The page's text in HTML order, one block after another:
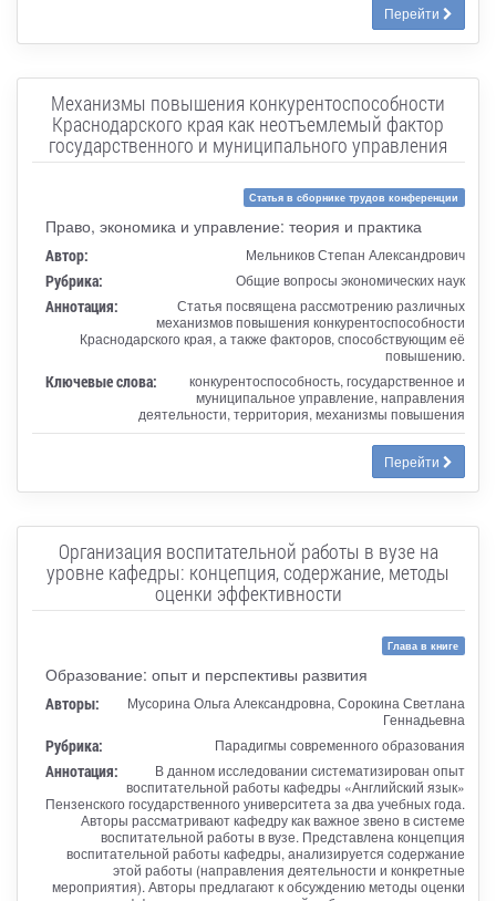
Перейти
Механизмы повышения конкурентоспособности
Краснодарского края как неотъемлемый фактор
государственного и муниципального управления
Статья в сборнике трудов конференции
Право, экономика и управление: теория и практика
Автор: Мельников Степан Александрович
Рубрика: Общие вопросы экономических наук
Аннотация:
Статья посвящена рассмотрению различных
механизмов повышения конкурентоспособности
Краснодарского края, а также факторов, способствующим её
повышению.
Ключевые слова:
конкурентоспособность, государственное и
муниципальное управление, направления
деятельности, территория, механизмы повышения
Перейти
Организация воспитательной работы в вузе на
уровне кафедры: концепция, содержание, методы
оценки эффективности
Глава в книге
Образование: опыт и перспективы развития
Авторы:
Мусорина Ольга Александровна, Сорокина Светлана
Геннадьевна
Рубрика: Парадигмы современного образования
Аннотация:
В данном исследовании систематизирован опыт
воспитательной работы кафедры «Английский язык»
Пензенского государственного университета за два учебных года.
Авторы рассматривают кафедру как важное звено в системе
воспитательной работы в вузе. Представлена концепция
воспитательной работы кафедры, анализируется содержание
этой работы (направления деятельности и конкретные
мероприятия). Авторы предлагают к обсуждению методы оценки